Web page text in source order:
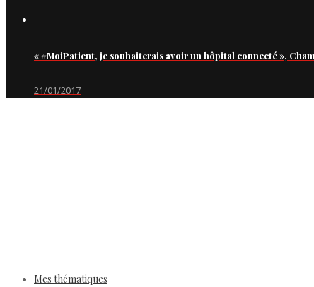
« #MoiPatient, je souhaiterais avoir un hôpital connecté »,
21/01/2017
Mes thématiques